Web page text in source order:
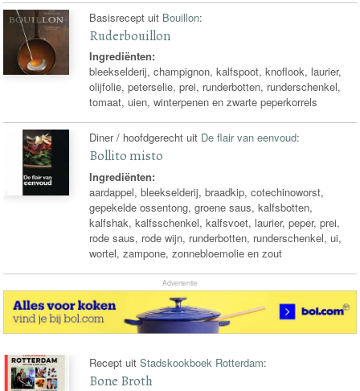
Basisrecept uit Bouillon:
Ruderbouillon
Ingrediënten:
bleekselderij, champignon, kalfspoot, knoflook, laurier,
olijfolie, peterselie, prei, runderbotten, runderschenkel,
tomaat, uien, winterpenen en zwarte peperkorrels
Diner / hoofdgerecht uit De flair van eenvoud:
Bollito misto
Ingrediënten:
aardappel, bleekselderij, braadkip, cotechinoworst,
gepekelde ossentong, groene saus, kalfsbotten,
kalfshak, kalfsschenkel, kalfsvoet, laurier, peper, prei,
rode saus, rode wijn, runderbotten, runderschenkel, ui,
wortel, zampone, zonnebloemolie en zout
Advertentie
Recept uitStadskookboek Rotterdam:
Bone Broth